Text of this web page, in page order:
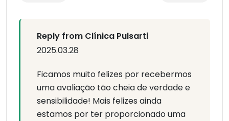
Reply from Clínica Pulsarti
2025.03.28
Ficamos muito felizes por recebermos
uma avaliação tão cheia de verdade e
sensibilidade! Mais felizes ainda
estamos por ter proporcionado uma